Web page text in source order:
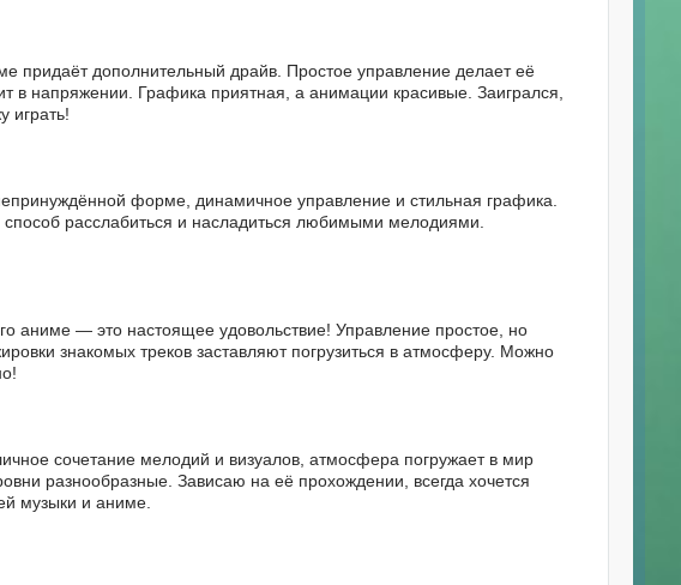
придаёт дополнительный драйв. Простое управление делает её
в напряжении. Графика приятная, а анимации красивые. Заигрался,
играть!
форме, динамичное управление и стильная графика.
расслабиться и насладиться любимыми мелодиями.
аниме — это настоящее удовольствие! Управление простое, но
знакомых треков заставляют погрузиться в атмосферу. Можно
сочетание мелодий и визуалов, атмосфера погружает в мир
разнообразные. Зависаю на её прохождении, всегда хочется
музыки и аниме.